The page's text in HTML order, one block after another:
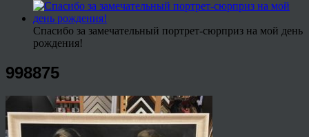
Спасибо за замечательный портрет-сюрприз на мой день
рождения!
998875